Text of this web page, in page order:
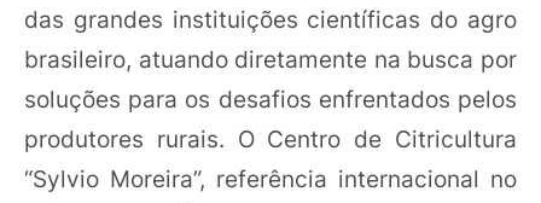
das grandes instituições científicas do agro
brasileiro, atuando diretamente na busca por
soluções para os desafios enfrentados pelos
produtores rurais. O Centro de Citricultura
“Sylvio Moreira”, referência internacional no